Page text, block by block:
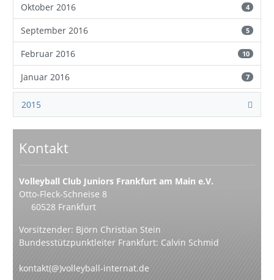
Oktober 2016 4
September 2016 5
Februar 2016 10
Januar 2016 7
2015
Kontakt
Volleyball Club Juniors Frankfurt am Main e.V.
Otto-Fleck-Schneise 8
60528 Frankfurt
Vorsitzender: Björn Christian Stein
Bundesstützpunktleiter Frankfurt: Calvin Schmid
kontakt(@)volleyball-internat.de